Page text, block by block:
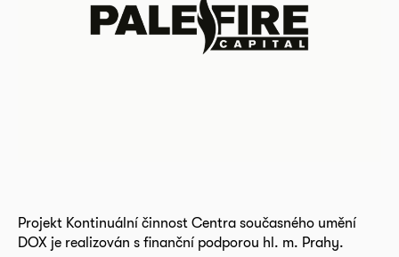
Projekt Kontinuální činnost Centra současného umění
DOX je realizován s finanční podporou hl. m. Prahy.